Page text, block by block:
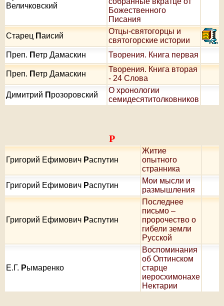
Величковский
Божественного
Писания
Старец Паисий
Отцы-святогорцы и
святогорские истории
Преп. Петр Дамаскин Творения. Книга первая
Преп. Петр Дамаскин
Творения. Книга вторая
- 24 Слова
Димитрий П розоровский
О хронологии
семидесятитолковников
Р
Григорий Ефимович Распутин
Житие
опытного
странника
Григорий Ефимович Распутин
Мои мысли и
размышления
Григорий Ефимович Распутин
Последнее
письмо –
пророчество о
гибели земли
Русской
Е.Г. Рымаренко
Воспоминания
об Оптинском
старце
иеросхимонахе
Нектарии